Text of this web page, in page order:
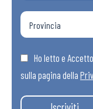
Ho letto e
sulla pagina della